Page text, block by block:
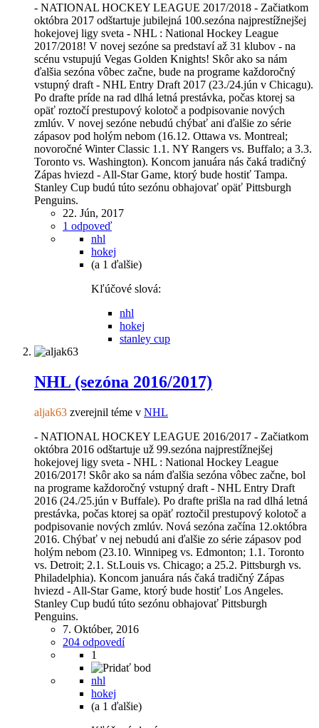
- NATIONAL HOCKEY LEAGUE 2017/2018 - Začiatkom
októbra 2017 odštartuje jubilejná 100.sezóna najprestížnejšej
hokejovej ligy sveta - NHL : National Hockey League
2017/2018! V novej sezóne sa predstaví až 31 klubov - na
scénu vstupujú Vegas Golden Knights! Skôr ako sa nám
ďalšia sezóna vôbec začne, bude na programe každoročný
vstupný draft - NHL Entry Draft 2017 (23./24.jún v Chicagu).
Po drafte príde na rad dlhá letná prestávka, počas ktorej sa
opäť roztočí prestupový kolotoč a podpisovanie nových
zmlúv. V novej sezóne nebudú chýbať ani ďalšie zo série
zápasov pod holým nebom (16.12. Ottawa vs. Montreal;
novoročné Winter Classic 1.1. NY Rangers vs. Buffalo; a 3.3.
Toronto vs. Washington). Koncom januára nás čaká tradičný
Zápas hviezd - All-Star Game, ktorý bude hostiť Tampa.
Stanley Cup budú túto sezónu obhajovať opäť Pittsburgh
Penguins.
22. Jún, 2017
1 odpoveď
nhl
hokej
(a 1 ďalšie)
Kľúčové slová:
nhl
hokej
stanley cup
NHL (sezóna 2016/2017)
aljak63 zverejnil téme v NHL
- NATIONAL HOCKEY LEAGUE 2016/2017 - Začiatkom
októbra 2016 odštartuje už 99.sezóna najprestížnejšej
hokejovej ligy sveta - NHL : National Hockey League
2016/2017! Skôr ako sa nám ďalšia sezóna vôbec začne, bol
na programe každoročný vstupný draft - NHL Entry Draft
2016 (24./25.jún v Buffale). Po drafte prišla na rad dlhá letná
prestávka, počas ktorej sa opäť roztočil prestupový kolotoč a
podpisovanie nových zmlúv. Nová sezóna začína 12.októbra
2016. Chýbať v nej nebudú ani ďalšie zo série zápasov pod
holým nebom (23.10. Winnipeg vs. Edmonton; 1.1. Toronto
vs. Detroit; 2.1. St.Louis vs. Chicago; a 25.2. Pittsburgh vs.
Philadelphia). Koncom januára nás čaká tradičný Zápas
hviezd - All-Star Game, ktorý bude hostiť Los Angeles.
Stanley Cup budú túto sezónu obhajovať Pittsburgh
Penguins.
7. Október, 2016
204 odpovedí
1
nhl
hokej
(a 1 ďalšie)